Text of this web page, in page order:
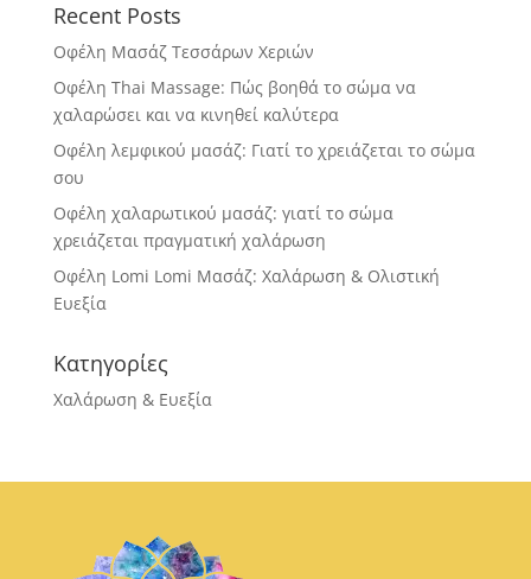
Recent Posts
Οφέλη Μασάζ Τεσσάρων Χεριών
Οφέλη Thai Massage: Πώς βοηθά το σώμα να
χαλαρώσει και να κινηθεί καλύτερα
Οφέλη λεμφικού μασάζ: Γιατί το χρειάζεται το σώμα
σου
Οφέλη χαλαρωτικού μασάζ: γιατί το σώμα
χρειάζεται πραγματική χαλάρωση
Οφέλη Lomi Lomi Μασάζ: Χαλάρωση & Ολιστική
Ευεξία
Κατηγορίες
Χαλάρωση & Ευεξία